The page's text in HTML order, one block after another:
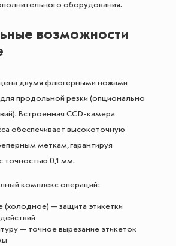
оборудования.
возможности
двумя флюгерными ножами
продольной резки (опционально
Встроенная CCD-камера
обеспечивает высокоточную
меткам, гарантируя
точностью 0,1 мм.
комплекс операций:
(холодное) — защита этикетки
— точное вырезание этикеток